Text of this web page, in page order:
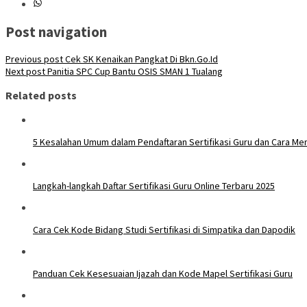
Post navigation
Previous postCek SK Kenaikan Pangkat Di Bkn.Go.Id
Next postPanitia SPC Cup Bantu OSIS SMAN 1 Tualang
Related posts
5 Kesalahan Umum dalam Pendaftaran Sertifikasi Guru dan Cara
Langkah-langkah Daftar Sertifikasi Guru Online Terbaru 2025
Cara Cek Kode Bidang Studi Sertifikasi di Simpatika dan Dapodik
Panduan Cek Kesesuaian Ijazah dan Kode Mapel Sertifikasi Guru